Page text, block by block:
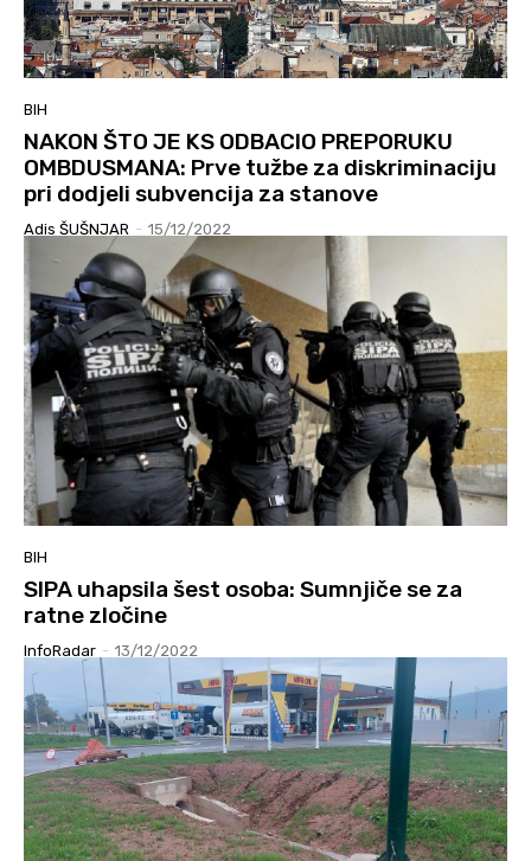
BIH
NAKON ŠTO JE KS ODBACIO PREPORUKU
OMBDUSMANA: Prve tužbe za diskriminaciju
pri dodjeli subvencija za stanove
Adis ŠUŠNJAR - 15/12/2022
BIH
SIPA uhapsila šest osoba: Sumnjiče se za
ratne zločine
InfoRadar - 13/12/2022